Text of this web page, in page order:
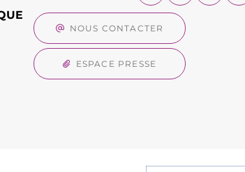
NOUS CONTACTER
ESPACE PRESSE